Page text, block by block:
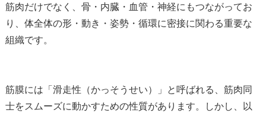
筋肉だけでなく、骨・内臓・血管・神経にもつながってお
り、体全体の形・動き・姿勢・循環に密接に関わる重要な
組織です。
筋膜には「滑走性（かっそうせい）」と呼ばれる、筋肉同
士をスムーズに動かすための性質があります。しかし、以